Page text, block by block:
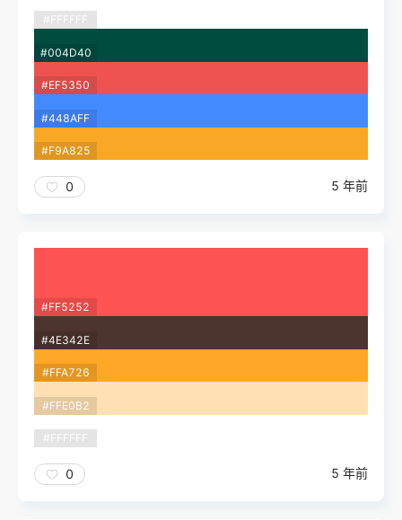
#FFFFFF
#004D40
#EF5350
#448AFF
#F9A825
0 5 年前
#FF5252
#4E342E
#FFA726
#FFE0B2
#FFFFFF
0 5 年前